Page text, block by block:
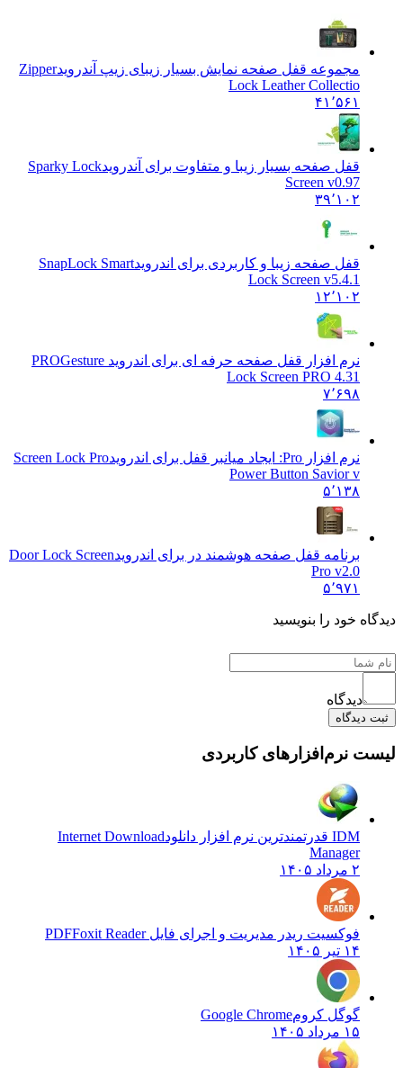
مجموعه قفل صفحه نمایش بسیار زیبای زیپ آندرویدZipper
Lock Leather Collectio
۴۱٬۵۶۱
قفل صفحه بسیار زیبا و متفاوت برای آندرویدSparky Lock
Screen v0.97
۳۹٬۱۰۲
قفل صفحه زیبا و کاربردی برای اندرویدSnapLock Smart
Lock Screen v5.4.1
۱۲٬۱۰۲
نرم افزار قفل صفحه حرفه ای برای اندروید PROGesture
Lock Screen PRO 4.31
۷٬۶۹۸
نرم افزار Pro: ایجاد میانبر قفل برای اندروید
Screen Lock Pro
Power Button Savior v
۵٬۱۳۸
برنامه قفل صفحه هوشمند در برای اندرویدDoor Lock Screen
Pro v2.0
۵٬۹۷۱
خود را بنویسید
دیدگاه
نرم‌افزارهای کاربردی
Internet Download
Manager
فوکسیت ریدر مدیریت و اجرای فایل PDF Foxit Reader
گوگل کروم Google Chrome